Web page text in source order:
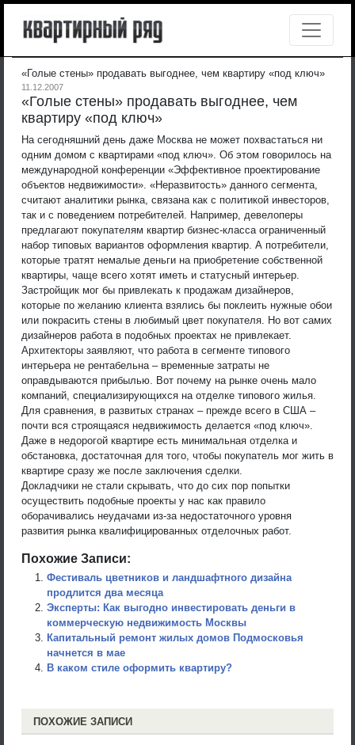
«Голые стены» продавать выгоднее, чем квартиру «под ключ»
11.12.2007
«Голые стены» продавать выгоднее, чем
квартиру «под ключ»
На сегодняшний день даже Москва не может похвастаться ни
одним домом с квартирами «под ключ». Об этом говорилось на
международной конференции «Эффективное проектирование
объектов недвижимости». «Неразвитость» данного сегмента,
считают аналитики рынка, связана как с политикой инвесторов,
так и с поведением потребителей. Например, девелоперы
предлагают покупателям квартир бизнес-класса ограниченный
набор типовых вариантов оформления квартир. А потребители,
которые тратят немалые деньги на приобретение собственной
квартиры, чаще всего хотят иметь и статусный интерьер.
Застройщик мог бы привлекать к продажам дизайнеров,
которые по желанию клиента взялись бы поклеить нужные обои
или покрасить стены в любимый цвет покупателя. Но вот самих
дизайнеров работа в подобных проектах не привлекает.
Архитекторы заявляют, что работа в сегменте типового
интерьера не рентабельна – временные затраты не
оправдываются прибылью. Вот почему на рынке очень мало
компаний, специализирующихся на отделке типового жилья.
Для сравнения, в развитых странах – прежде всего в США –
почти вся строящаяся недвижимость делается «под ключ».
Даже в недорогой квартире есть минимальная отделка и
обстановка, достаточная для того, чтобы покупатель мог жить в
квартире сразу же после заключения сделки.
Докладчики не стали скрывать, что до сих пор попытки
осуществить подобные проекты у нас как правило
оборачивались неудачами из-за недостаточного уровня
развития рынка квалифицированных отделочных работ.
Похожие Записи:
Фестиваль цветников и ландшафтного дизайна
продлится два месяца
Эксперты: Как выгодно инвестировать деньги в
коммерческую недвижимость Москвы
Капитальный ремонт жилых домов Подмосковья
начнется в мае
В каком стиле оформить квартиру?
ПОХОЖИЕ ЗАПИСИ